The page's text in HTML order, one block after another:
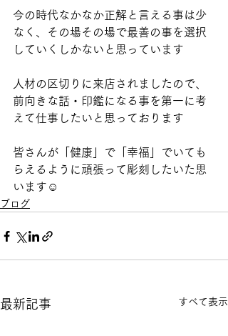
今の時代なかなか正解と言える事は少
なく、その場その場で最善の事を選択
していくしかないと思っています
人材の区切りに来店されましたので、
前向きな話・印鑑になる事を第一に考
えて仕事したいと思っております
皆さんが「健康」で「幸福」でいても
らえるように頑張って彫刻したいた思
います☺️
ブログ
最新記事 すべて表示